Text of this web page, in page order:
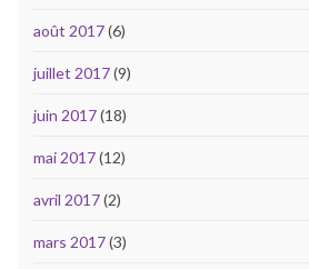
août 2017(6)
juillet 2017(9)
juin 2017(18)
mai 2017(12)
avril 2017(2)
mars 2017(3)